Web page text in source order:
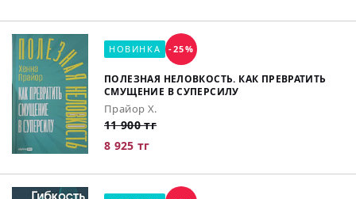
НОВИНКА -25%
ПОЛЕЗНАЯ НЕЛОВКОСТЬ. КАК ПРЕВРАТИТЬ
СМУЩЕНИЕ В СУПЕРСИЛУ
Прайор Х.
11 900 тг
8 925 тг